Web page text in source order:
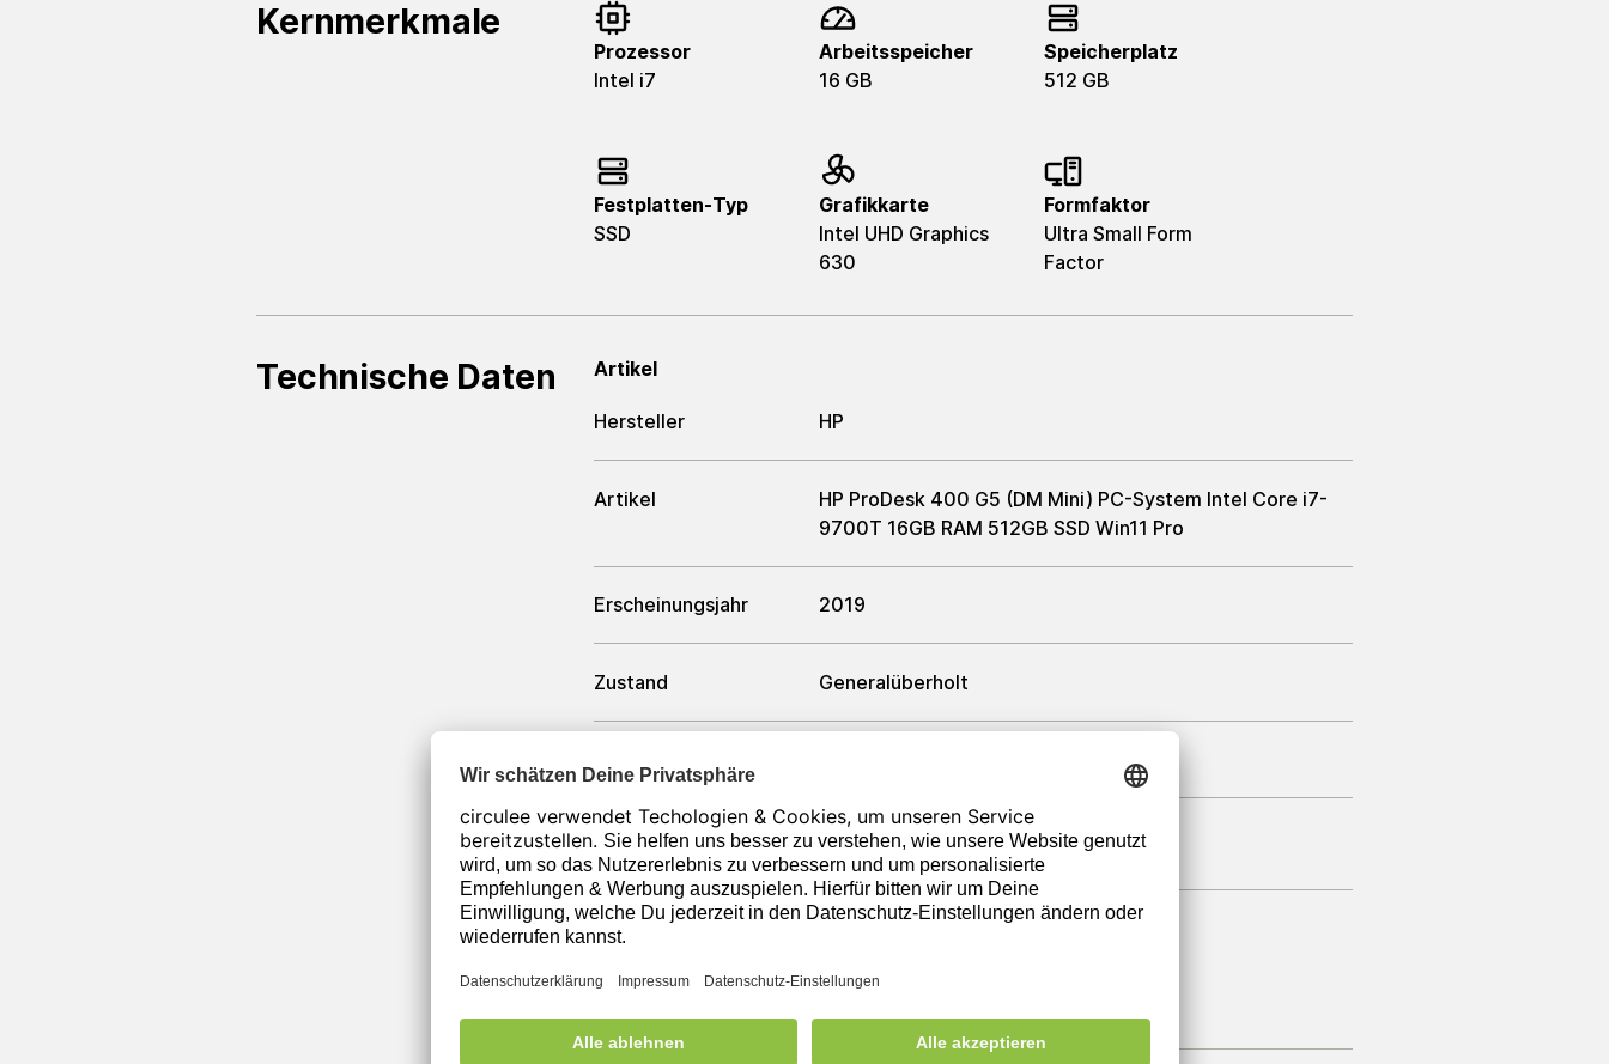
Kernmerkmale
Prozessor
Intel i7
Arbeitsspeicher
16 GB
Speicherplatz
512 GB
Festplatten-Typ
SSD
Grafikkarte
Intel UHD Graphics
630
Formfaktor
Ultra Small Form
Factor
Technische Daten Artikel
Hersteller HP
Artikel
HP ProDesk 400 G5 (DM Mini) PC-System Intel Core i7-
9700T 16GB RAM 512GB SSD Win11 Pro
Erscheinungsjahr 2019
Zustand Generalüberholt
Farbe Schwarz
Prozessor
Prozessor Intel Core i7-9700T